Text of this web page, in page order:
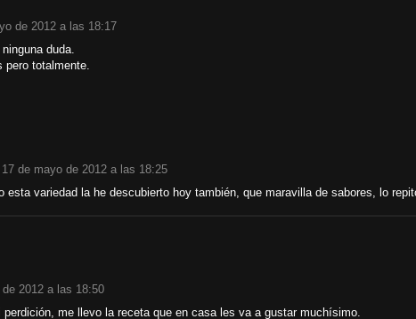
de 2012 a las 18:17
duda.
pero totalmente.
17 de mayo de 2012 a las 18:25
esta variedad la he descubierto hoy también, que maravilla de sabores, lo
2012 a las 18:50
perdición, me llevo la receta que en casa les va a gustar muchísimo.